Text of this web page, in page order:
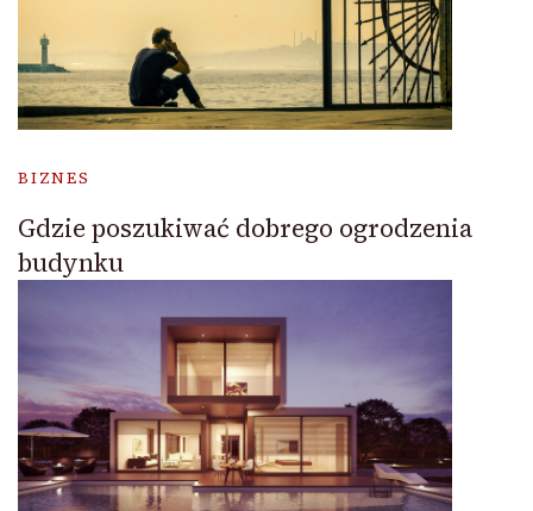
BIZNES
Gdzie poszukiwać dobrego ogrodzenia
budynku